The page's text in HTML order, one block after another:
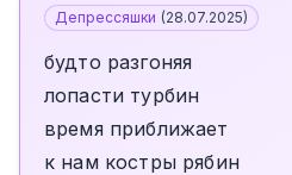
Депрессяшки (28.07.2025)
будто разгоняя
лопасти турбин
время приближает
к нам костры рябин